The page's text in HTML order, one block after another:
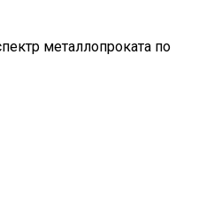
металлопроката по